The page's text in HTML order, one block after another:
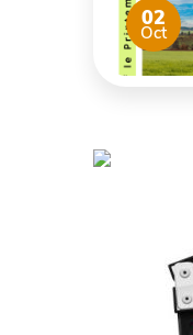
02
Oct